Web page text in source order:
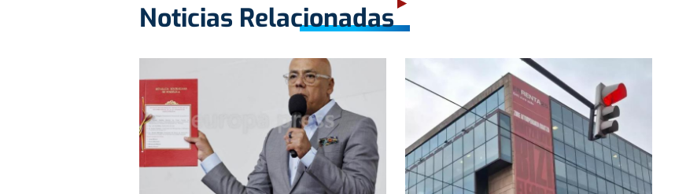
Noticias Relacionadas